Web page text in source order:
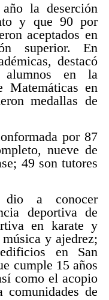
la deserción
y que 90 por
aceptados en
superior. En
destacó
en la
Matemáticas en
medallas de
por 87
nueve de
49 son tutores
dio a conocer
deportiva de
en karate y
y ajedrez;
en San
cumple 15 años
como el acopio
de